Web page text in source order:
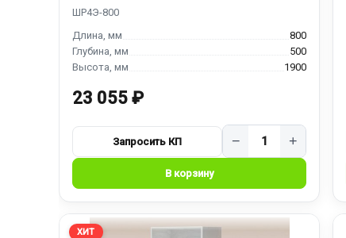
800
500
1900
23 055 ₽
− +
ХИТ